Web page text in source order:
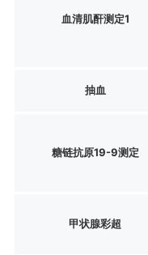
血清肌酐测定1
抽血
糖链抗原19-9测定
甲状腺彩超